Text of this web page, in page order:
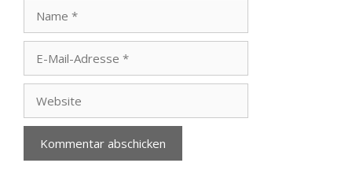
Mail-
Adresse